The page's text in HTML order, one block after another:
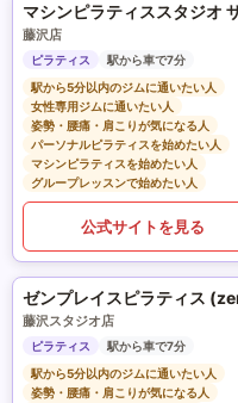
藤沢店
ピラティス
駅から車で7分
駅から5分以内のジムに通いたい人
女性専用ジムに通いたい人
姿勢・腰痛・肩こりが気になる人
パーソナルピラティスを始めたい人
マシンピラティスを始めたい人
グループレッスンで始めたい人
公式サイトを見る
ゼンプレイスピラティス
藤沢スタジオ店
ピラティス
駅から車で7分
駅から5分以内のジムに通いたい人
姿勢・腰痛・肩こりが気になる人